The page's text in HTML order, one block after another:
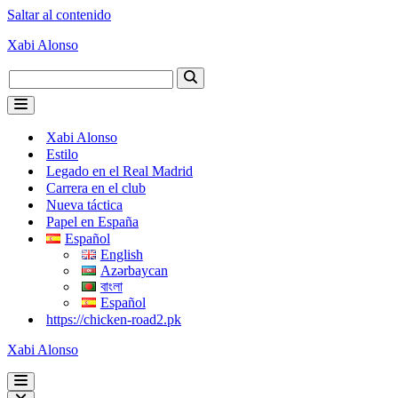
Saltar al contenido
Xabi Alonso
Buscar...
Menú
navegación
Xabi Alonso
Estilo
Legado en el Real Madrid
Carrera en el club
Nueva táctica
Papel en España
Español
English
Azərbaycan
বাংলা
Español
https://chicken-road2.pk
Xabi Alonso
Menú